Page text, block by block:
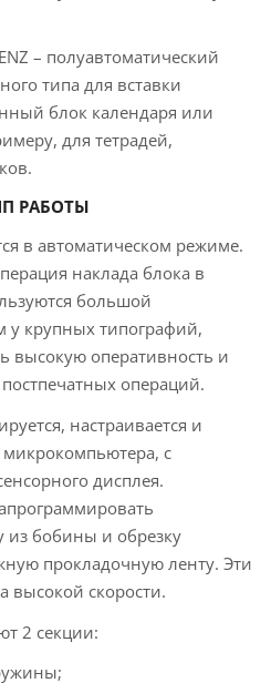
– полуавтоматический
типа для вставки
блок календаря или
для тетрадей,
РАБОТЫ
в автоматическом режиме.
наклада блока в
большой
у крупных типографий,
высокую оперативность и
операций.
настраивается и
с
дисплея.
из бобины и обрезку
прокладочную ленту. Эти
высокой скорости.
2 секции: